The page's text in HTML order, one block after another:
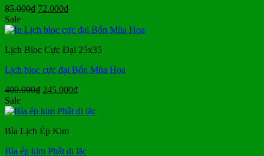
85.000₫ Giá
là:
72.000₫Giá
tại
72.000₫.
Sale
Lịch Bloc Cực Đại 25x35
Lịch bloc cực đại Bốn Mùa Hoa
400.000₫ Giá
là:
245.000₫Giá
tại
Sale
Bìa Lịch Ép Kim
Bìa ép kim Phật di lặc